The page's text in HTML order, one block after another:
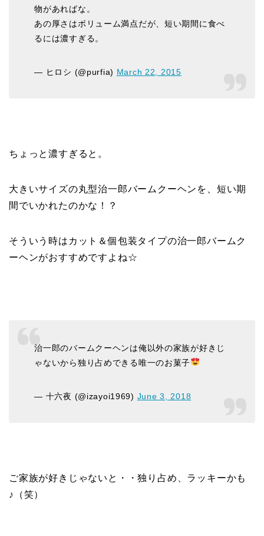
物があればな。
あの厚さはボリューム満点だが、短い期間に食べ
るには濃すぎる。
— ヒロシ (@purfia) March 22, 2015
ちょっと濃すぎると。
大きいサイズの丸型治一郎バームクーヘンを、短い期
間でいかれたのかな！？
そういう時はカット＆個包装タイプの治一郎バームク
ーヘンがおすすめですよね☆
治一郎のバームクーヘンは俺以外の家族が好きじ
ゃないから独り占めできる唯一のお菓子
— 十六夜 (@izayoi1969) June 3, 2018
ご家族が好きじゃないと・・独り占め、ラッキーかも
♪（笑）